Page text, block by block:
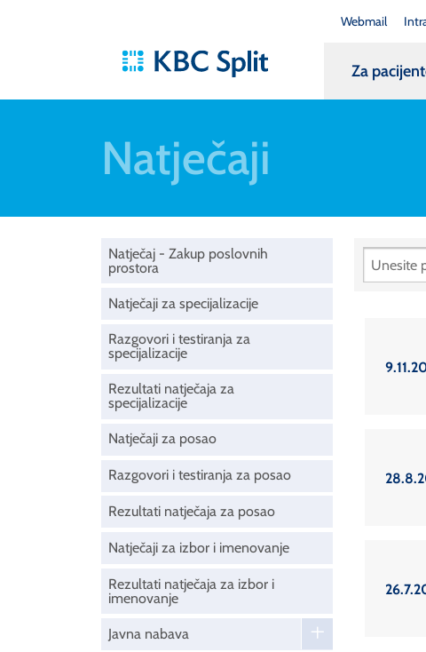
Webmail
Za
Natječaji
Natječaj - Zakup poslovnih
prostora
Natječaji za specijalizacije
Razgovori i testiranja za
specijalizacije
Rezultati natječaja za
specijalizacije
Natječaji za posao
Razgovori i testiranja za posao
Rezultati natječaja za posao
Natječaji za izbor i imenovanje
Rezultati natječaja za izbor i
imenovanje
Javna nabava